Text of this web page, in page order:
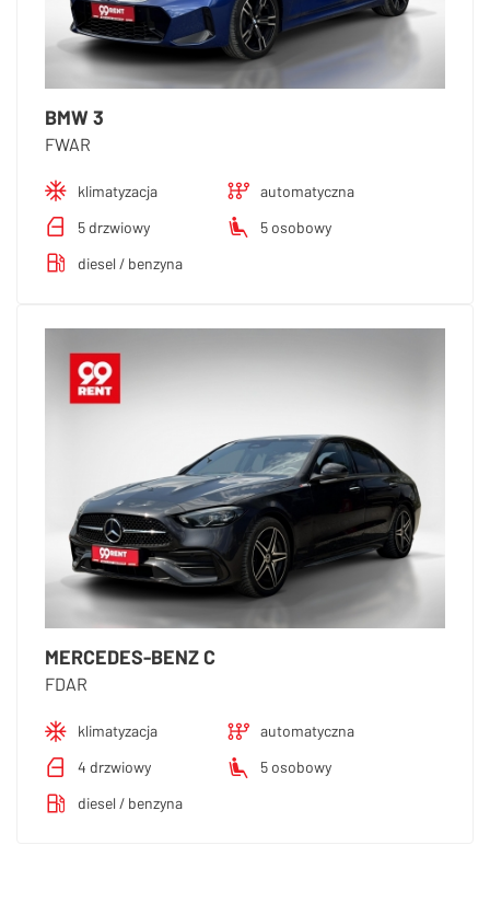
BMW 3
FWAR
klimatyzacja
automatyczna
5 drzwiowy
5 osobowy
diesel / benzyna
MERCEDES-BENZ C
FDAR
klimatyzacja
automatyczna
4 drzwiowy
5 osobowy
diesel / benzyna